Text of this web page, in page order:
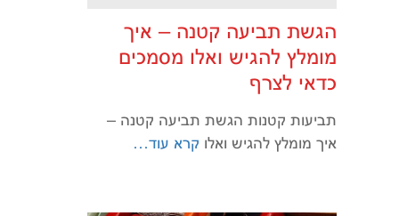
הגשת תביעה קטנה – איך
מומלץ להגיש ואלו מסמכים
כדאי לצרף
תביעות קטנות הגשת תביעה קטנה –
איך מומלץ להגיש ואלו קרא עוד…